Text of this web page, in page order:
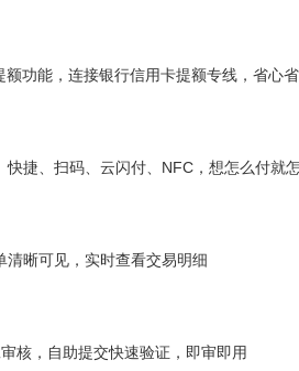
功能，连接银行信用卡提额专线，省心
捷、扫码、云闪付、NFC，想怎么付就
清晰可见，实时查看交易明细
核，自助提交快速验证，即审即用